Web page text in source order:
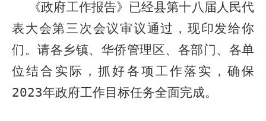
《政府工作报告》已经县第十八届人民代
表大会第三次会议审议通过，现印发给你
们。请各乡镇、华侨管理区、各部门、各单
位结合实际，抓好各项工作落实，确保
2023年政府工作目标任务全面完成。